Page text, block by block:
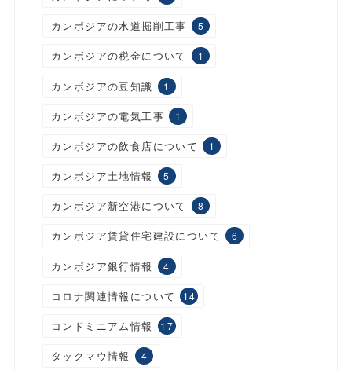
カンボジアの水道掘削工事 5
カンボジアの税金について 1
カンボジアの豆知識 1
カンボジアの電気工事 1
カンボジアの飲食店について 1
カンボジア土地情報 5
カンボジア新空港について 8
カンボジア賃貸住宅建設について 6
カンボジア銀行情報 4
コロナ関連情報について 14
コンドミニアム情報 17
タックマウ情報 4